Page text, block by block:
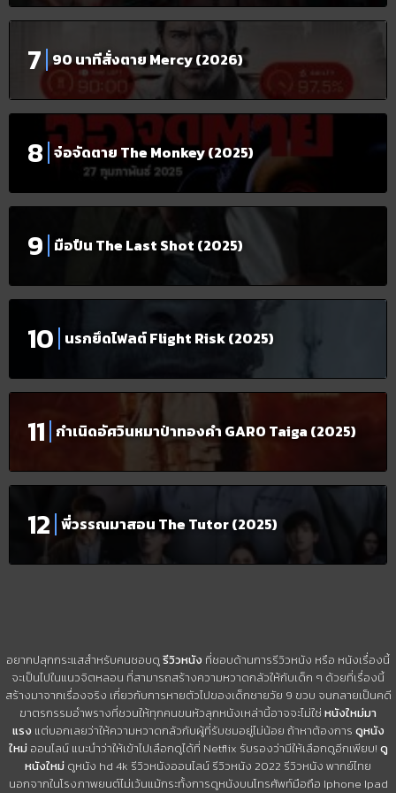
90 นาทีสั่งตาย Mercy (2026)
จ๋อจัดตาย The Monkey (2025)
มือปืน The Last Shot (2025)
นรกยึดไฟลต์ Flight Risk (2025)
กำเนิดอัศวินหมาป่าทองคำ GARO Taiga (2025)
พี่วรรณมาสอน The Tutor (2025)
อยากปลุกกระแสสำหรับคนชอบดูรีวิวหนัง ที่ชอบด้านการรีวิวหนัง หรือ หนังเรื่องนี้
จะเป็นไปในแนวจิตหลอน ที่สามารถสร้างความหวาดกลัวให้กับเด็ก ๆ ด้วยที่เรื่องนี้
สร้างมาจากเรื่องจริง เกี่ยวกับการหายตัวไปของเด็กชายวัย 9 ขวบ จนกลายเป็นคดี
ฆาตรกรรมอำพรางที่ชวนให้ทุกคนขนหัวลุกหนังเหล่านี้อาจจะไม่ใช่ หนังใหม่มา
แรง แต่บอกเลยว่าให้ความหวาดกลัวกับผู้ที่รับชมอยู่ไม่น้อย ถ้าหาต้องการ ดูหนัง
ใหม่ ออนไลน์ แนะนำว่าให้เข้าไปเลือกดูได้ที่ Netflix รับรองว่ามีให้เลือกดูอีกเพียบ! ดู
หนังใหม่ ดูหนัง hd 4k รีวิวหนังออนไลน์ รีวิวหนัง 2022 รีวิวหนัง พากย์ไทย
นอกจากในโรงภาพยนต์ไม่เว้นแม้กระทั้งการดูหนังบนโทรศัพท์มือถือ Iphone Ipad